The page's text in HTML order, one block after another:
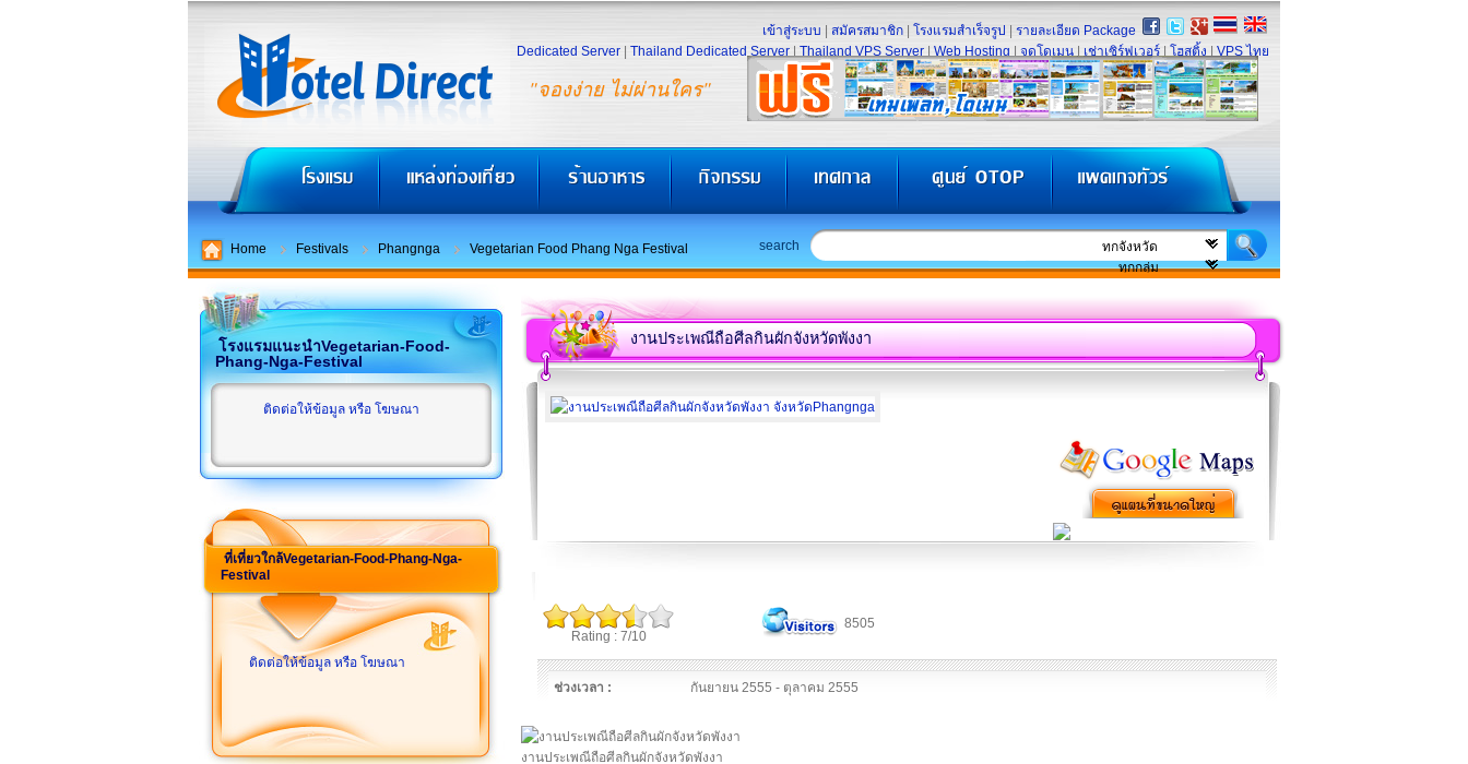
"จองง่าย ไม่ผ่านใคร"
เข้าสู่ระบบ สมัครสมาชิก โรงแรมสำเร็จรูป
รายละเอียด Package
Dedicated Server
Thailand Dedicated Server Thailand VPS Server Web Hosting จดโดเมน เช่าเซิร์ฟเวอร์ โฮสติ้ง VPS ไทย
Home Festivals Phangnga Vegetarian Food Phang Nga Festival search
โรงแรมแนะนำVegetarian-Food-
Phang-Nga-Festival
ติดต่อให้ข้อมูล หรือ โฆษณา
ที่เที่ยวใกล้Vegetarian-Food-Phang-Nga-
Festival
ติดต่อให้ข้อมูล หรือ โฆษณา
งานประเพณีถือศีลกินผักจังหวัดพังงา
Rating : 7/10
8505
ช่วงเวลา : กันยายน 2555 - ตุลาคม 2555
งานประเพณีถือศีลกินผักจังหวัดพังงา